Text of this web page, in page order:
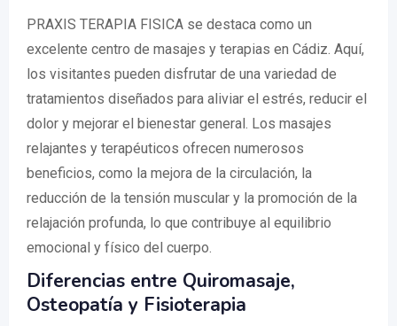
PRAXIS TERAPIA FISICA se destaca como un
excelente centro de masajes y terapias en Cádiz. Aquí,
los visitantes pueden disfrutar de una variedad de
tratamientos diseñados para aliviar el estrés, reducir el
dolor y mejorar el bienestar general. Los masajes
relajantes y terapéuticos ofrecen numerosos
beneficios, como la mejora de la circulación, la
reducción de la tensión muscular y la promoción de la
relajación profunda, lo que contribuye al equilibrio
emocional y físico del cuerpo.
Diferencias entre Quiromasaje,
Osteopatía y Fisioterapia